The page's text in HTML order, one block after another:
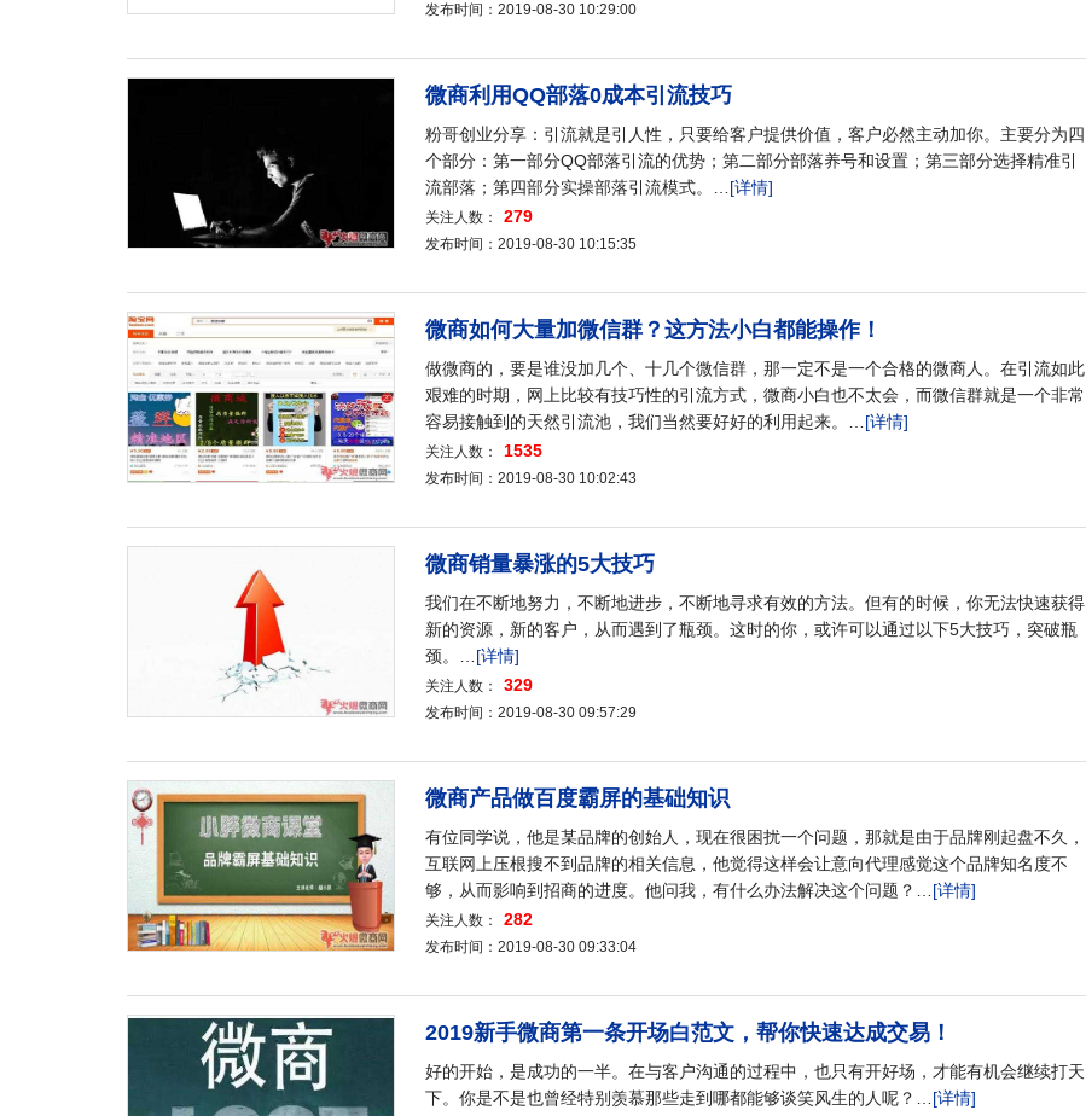
发布时间：2019-08-30 10:29:00
微商利用QQ部落0成本引流技巧
粉哥创业分享：引流就是引人性，只要给客户提供价值，客户必然主动加你。主要分为四
个部分：第一部分QQ部落引流的优势；第二部分部落养号和设置；第三部分选择精准引
流部落；第四部分实操部落引流模式。… [详情]
关注人数： 279
发布时间：2019-08-30 10:15:35
微商如何大量加微信群？这方法小白都能操作！
做微商的，要是谁没加几个、十几个微信群，那一定不是一个合格的微商人。在引流如此
艰难的时期，网上比较有技巧性的引流方式，微商小白也不太会，而微信群就是一个非常
容易接触到的天然引流池，我们当然要好好的利用起来。… [详情]
关注人数： 1535
发布时间：2019-08-30 10:02:43
微商销量暴涨的5大技巧
我们在不断地努力，不断地进步，不断地寻求有效的方法。但有的时候，你无法快速获得
新的资源，新的客户，从而遇到了瓶颈。这时的你，或许可以通过以下5大技巧，突破瓶
颈。… [详情]
关注人数： 329
发布时间：2019-08-30 09:57:29
微商产品做百度霸屏的基础知识
有位同学说，他是某品牌的创始人，现在很困扰一个问题，那就是由于品牌刚起盘不久，
互联网上压根搜不到品牌的相关信息，他觉得这样会让意向代理感觉这个品牌知名度不
够，从而影响到招商的进度。他问我，有什么办法解决这个问题？… [详情]
关注人数： 282
发布时间：2019-08-30 09:33:04
2019新手微商第一条开场白范文，帮你快速达成交易！
好的开始，是成功的一半。在与客户沟通的过程中，也只有开好场，才能有机会继续打天
下。你是不是也曾经特别羡慕那些走到哪都能够谈笑风生的人呢？… [详情]